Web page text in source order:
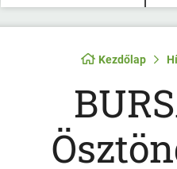
Kezdőlap